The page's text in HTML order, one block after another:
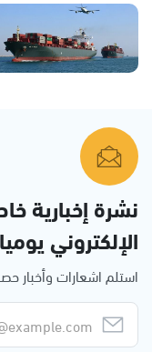
نشرة إخبارية
الإلكتروني يوميا
استلم اشعارات وأخبار